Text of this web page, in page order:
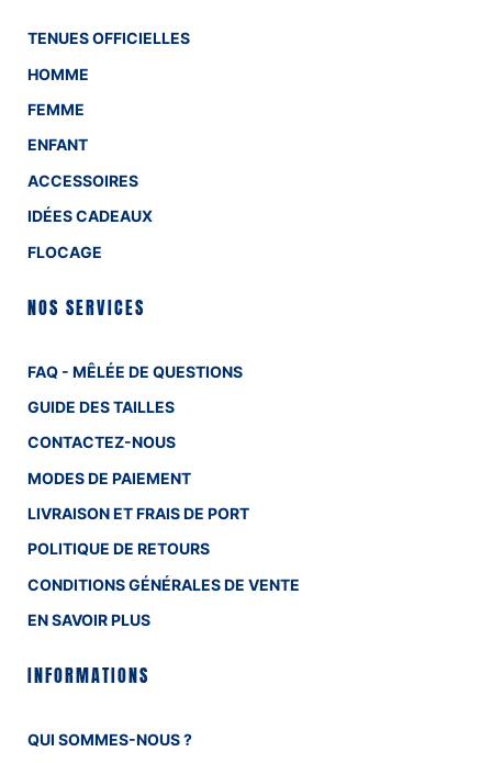
TENUES OFFICIELLES
HOMME
FEMME
ENFANT
ACCESSOIRES
IDÉES CADEAUX
FLOCAGE
NOS SERVICES
FAQ - MÊLÉE DE QUESTIONS
GUIDE DES TAILLES
CONTACTEZ-NOUS
MODES DE PAIEMENT
LIVRAISON ET FRAIS DE PORT
POLITIQUE DE RETOURS
CONDITIONS GÉNÉRALES DE VENTE
EN SAVOIR PLUS
INFORMATIONS
QUI SOMMES-NOUS ?